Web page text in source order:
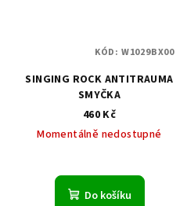
SINGING ROCK ANTITRAUMA
SMYČKA
460 Kč
Momentálně nedostupné
Do košíku
KÓD: W1029BX00